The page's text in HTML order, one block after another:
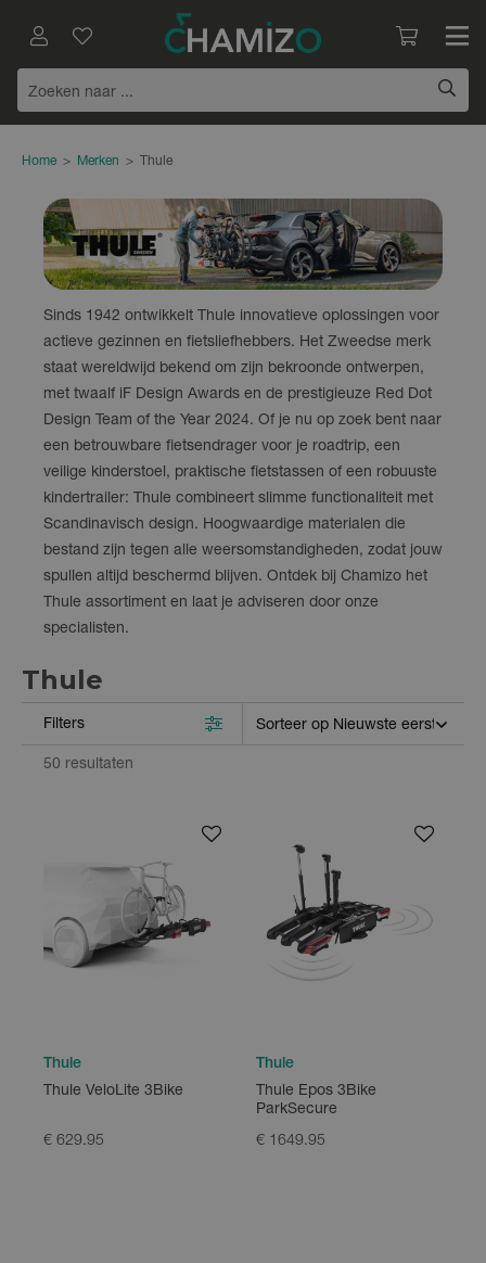
Home > Merken > Thule
Sinds 1942 ontwikkelt Thule innovatieve oplossingen voor
actieve gezinnen en fietsliefhebbers. Het Zweedse merk
staat wereldwijd bekend om zijn bekroonde ontwerpen,
met twaalf iF Design Awards en de prestigieuze Red Dot
Design Team of the Year 2024. Of je nu op zoek bent naar
een betrouwbare fietsendrager voor je roadtrip, een
veilige kinderstoel, praktische fietstassen of een robuuste
kindertrailer: Thule combineert slimme functionaliteit met
Scandinavisch design. Hoogwaardige materialen die
bestand zijn tegen alle weersomstandigheden, zodat jouw
spullen altijd beschermd blijven. Ontdek bij Chamizo het
Thule assortiment en laat je adviseren door onze
specialisten.
Thule
Filters
50 resultaten
Thule
Thule VeloLite 3Bike
€ 629.95
Thule
Thule Epos 3Bike
ParkSecure
€ 1649.95